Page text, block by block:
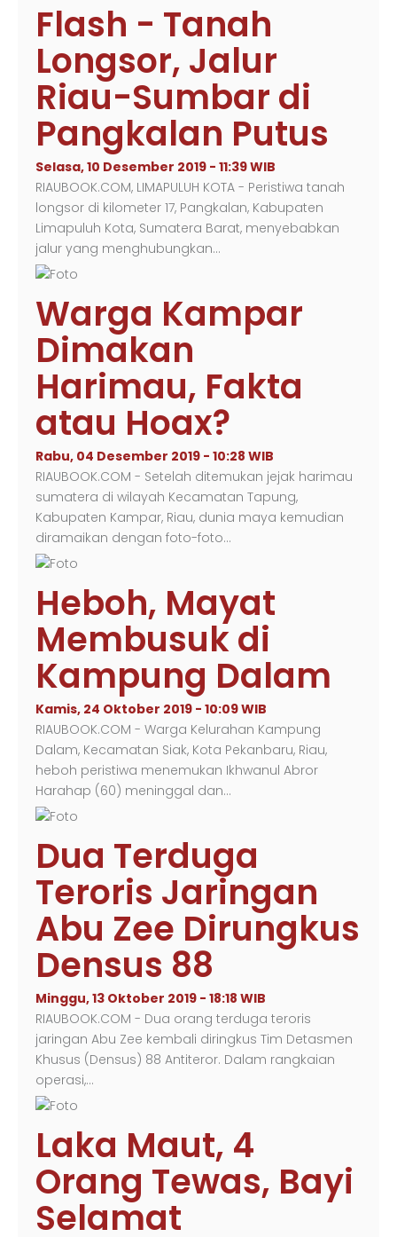
Flash - Tanah
Longsor, Jalur
Riau-Sumbar di
Pangkalan Putus
Selasa, 10 Desember 2019 - 11:39 WIB
RIAUBOOK.COM, LIMAPULUH KOTA - Peristiwa tanah
longsor di kilometer 17, Pangkalan, Kabupaten
Limapuluh Kota, Sumatera Barat, menyebabkan
jalur yang menghubungkan…
Warga Kampar
Dimakan
Harimau, Fakta
atau Hoax?
Rabu, 04 Desember 2019 - 10:28 WIB
RIAUBOOK.COM - Setelah ditemukan jejak harimau
sumatera di wilayah Kecamatan Tapung,
Kabupaten Kampar, Riau, dunia maya kemudian
diramaikan dengan foto-foto…
Heboh, Mayat
Membusuk di
Kampung Dalam
Kamis, 24 Oktober 2019 - 10:09 WIB
RIAUBOOK.COM - Warga Kelurahan Kampung
Dalam, Kecamatan Siak, Kota Pekanbaru, Riau,
heboh peristiwa menemukan Ikhwanul Abror
Harahap (60) meninggal dan…
Dua Terduga
Teroris Jaringan
Abu Zee Dirungkus
Densus 88
Minggu, 13 Oktober 2019 - 18:18 WIB
RIAUBOOK.COM - Dua orang terduga teroris
jaringan Abu Zee kembali diringkus Tim Detasmen
Khusus (Densus) 88 Antiteror. Dalam rangkaian
operasi,…
Laka Maut, 4
Orang Tewas, Bayi
Selamat